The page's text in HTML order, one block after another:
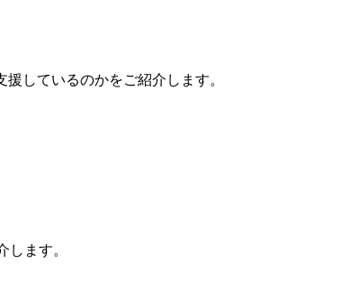
しているのかをご紹介します。
します。